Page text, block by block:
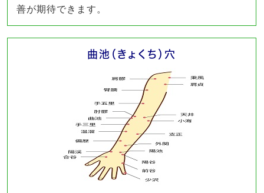
善が期待できます。
曲池（きょくち）穴